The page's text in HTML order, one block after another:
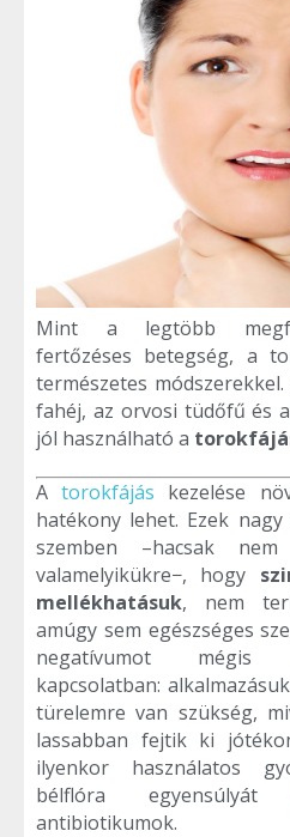
Mint a legtöbb
fertőzéses betegség, a
természetes
fahéj, az orvosi tüdőfű és
jól használható a
Atorokfájás kezelése
hatékony lehet. Ezek
szemben –hacsak
valamelyikükre−, hogy
mellékhatásuk, nem
amúgy sem egészséges
negatívumot mégis
kapcsolatban:
türelemre van szükség,
lassabban fejtik ki
ilyenkor használatos
bélflóra egyensúlyát
antibiotikumok.